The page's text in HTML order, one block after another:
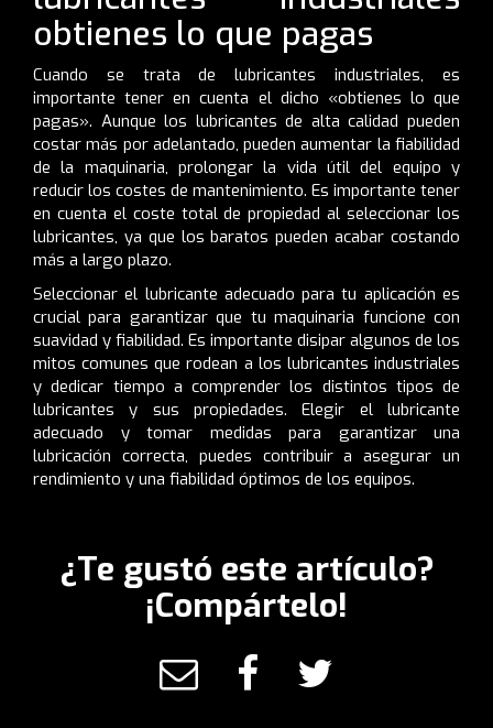
obtienes lo que pagas
Cuando se trata de lubricantes industriales, es
importante tener en cuenta el dicho «obtienes lo que
pagas». Aunque los lubricantes de alta calidad pueden
costar más por adelantado, pueden aumentar la fiabilidad
de la maquinaria, prolongar la vida útil del equipo y
reducir los costes de mantenimiento. Es importante tener
en cuenta el coste total de propiedad al seleccionar los
lubricantes, ya que los baratos pueden acabar costando
más a largo plazo.
Seleccionar el lubricante adecuado para tu aplicación es
crucial para garantizar que tu maquinaria funcione con
suavidad y fiabilidad. Es importante disipar algunos de los
mitos comunes que rodean a los lubricantes industriales
y dedicar tiempo a comprender los distintos tipos de
lubricantes y sus propiedades. Elegir el lubricante
adecuado y tomar medidas para garantizar una
lubricación correcta, puedes contribuir a asegurar un
rendimiento y una fiabilidad óptimos de los equipos.
¿Te gustó este artículo?
¡Compártelo!